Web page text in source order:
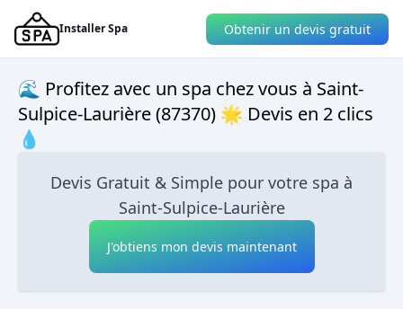
Installer Spa Obtenir un devis gratuit
🌊 Profitez avec un spa chez vous à Saint-
Sulpice-Laurière (87370) 🌟 Devis en 2 clics
💧
Devis Gratuit & Simple pour votre spa à
Saint-Sulpice-Laurière
J'obtiens mon devis maintenant